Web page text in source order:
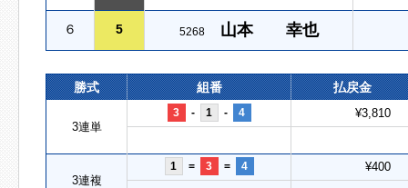
６ 5 5268 山本 幸也
勝式 組番 払戻金
3連単
3 - 1 - 4 ¥3,810
3連複
1 = 3 = 4 ¥400